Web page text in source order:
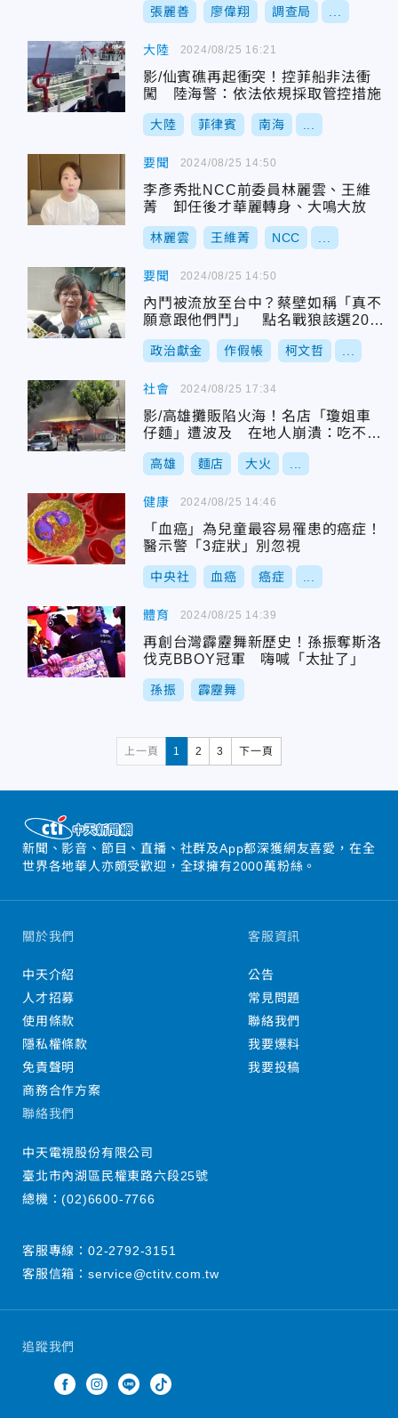
張麗善 廖偉翔 調查局
大陸
影/仙賓礁再起衝突！控菲船非法衝
闖 陸海警：依法依規採取管控措施
大陸 菲律賓 南海
2024/08/25 16:21
要聞
李彥秀批NCC前委員林麗雲、王維
菁 卸任後才華麗轉身、大鳴大放
林麗雲 王維菁 NCC
2024/08/25 14:50
要聞
內鬥被流放至台中？蔡壁如稱「真不
願意跟他們鬥」 點名戰狼該選202
6
政治獻金 作假帳 柯文哲
2024/08/25 14:50
社會
影/高雄攤販陷火海！名店「瓊姐車
仔麵」遭波及 在地人崩潰：吃不到
了
高雄 麵店 大火
2024/08/25 17:34
健康
「血癌」為兒童最容易罹患的癌症！
醫示警「3症狀」別忽視
中央社 血癌 癌症
2024/08/25 14:46
體育
再創台灣霹靂舞新歷史！孫振奪斯洛
伐克BBOY冠軍 嗨喊「太扯了」
孫振 霹靂舞
2024/08/25 14:39
上一頁 1 2 3 下一頁
新聞、影音、節目、直播、社群及App都深獲網友喜愛，在全
世界各地華人亦頗受歡迎，全球擁有2000萬粉絲。
追蹤我們
關於我們
中天介紹
人才招募
使用條款
隱私權條款
免責聲明
商務合作方案
客服資訊
公告
常見問題
聯絡我們
我要爆料
我要投稿
聯絡我們
中天電視股份有限公司
臺北市內湖區民權東路六段25號
總機：(02)6600-7766
客服專線： 02-2792-3151
客服信箱： service@ctitv.com.tw